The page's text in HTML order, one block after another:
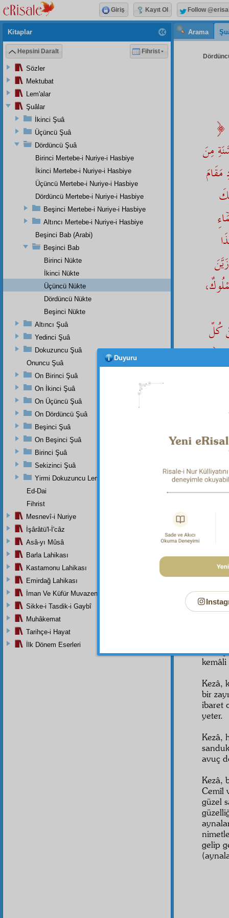
Arama
﴿ حَسْبُنَا اللهُ وَنِعْمَ الْوَكِيلُ ﴾ يَعْنِىِ حَسْبِى مِنَ الْوُجُودِ اَنِّى اَثَرٌ مِنْ اٰثَارِ وَاجِبِ
مِنَ
مَقَامَ
كُلِّ
﴿
kâfidir.
Evet,
kemâli
Kezâ,
bir
ibaret
yeter.
Kezâ,
avuç
Kezâ,
Cemîl
güzel
gelip
Kitaplar
Hepsini Daralt Fihrist
Sözler
Mektubat
Lem'alar
Şuâlar
İkinci Şuâ
Üçüncü Şuâ
Dördüncü Şuâ
Birinci Mertebe-i Nuriye-i Hasbiye
İkinci Mertebe-i Nuriye-i Hasbiye
Üçüncü Mertebe-i Nuriye-i Hasbiye
Dördüncü Mertebe-i Nuriye-i Hasbiye
Beşinci Mertebe-i Nuriye-i Hasbiye
Altıncı Mertebe-i Nuriye-i Hasbiye
Beşinci Bab (Arabi)
Beşinci Bab
Birinci Nükte
İkinci Nükte
Üçüncü Nükte
Dördüncü Nükte
Beşinci Nükte
Altıncı Şuâ
Yedinci Şuâ
Dokuzuncu Şuâ
Onuncu Şuâ
On Birinci Şuâ
On İkinci Şuâ
On Üçüncü Şuâ
On Dördüncü Şuâ
Beşinci Şuâ
On Beşinci Şuâ
Birinci Şuâ
Sekizinci Şuâ
Yirmi Dokuzuncu Lem'adan İkinci Bab
Ed-Dai
Fihrist
Mesnevî-i Nuriye
İşârâtü'l-İ'câz
Asâ-yı Mûsâ
Barla Lahikası
Kastamonu Lahikası
Emirdağ Lahikası
İman Ve Küfür Muvazeneleri
Sikke-i Tasdik-i Gaybî
Muhâkemat
Tarihçe-i Hayat
İlk Dönem Eserleri
Giriş Kayıt Ol Follow
Duyuru